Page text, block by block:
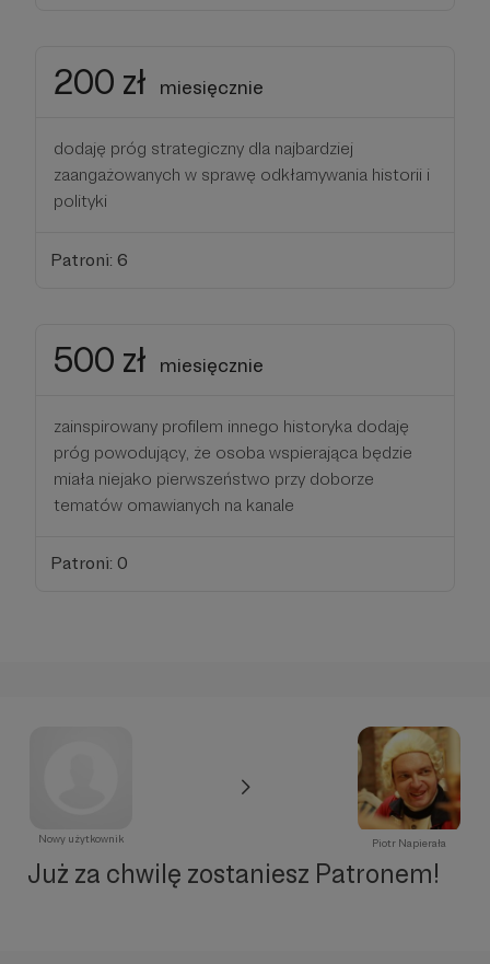
200 zł miesięcznie
dodaję próg strategiczny dla najbardziej
zaangażowanych w sprawę odkłamywania historii i
polityki
Patroni: 6
500 zł miesięcznie
zainspirowany profilem innego historyka dodaję
próg powodujący, że osoba wspierająca będzie
miała niejako pierwszeństwo przy doborze
tematów omawianych na kanale
Patroni: 0
Nowy użytkownik Piotr Napierała
Już za chwilę zostaniesz Patronem!